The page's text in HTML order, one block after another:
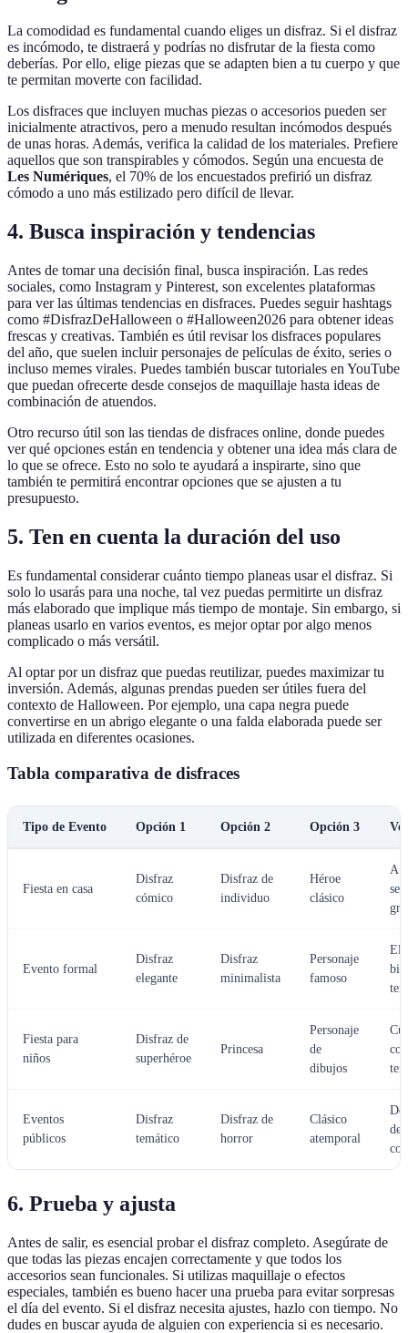
La comodidad es fundamental cuando eliges un disfraz. Si el disfraz
es incómodo, te distraerá y podrías no disfrutar de la fiesta como
deberías. Por ello, elige piezas que se adapten bien a tu cuerpo y que
te permitan moverte con facilidad.
Los disfraces que incluyen muchas piezas o accesorios pueden ser
inicialmente atractivos, pero a menudo resultan incómodos después
de unas horas. Además, verifica la calidad de los materiales. Prefiere
aquellos que son transpirables y cómodos. Según una encuesta de
Les Numériques, el 70% de los encuestados prefirió un disfraz
cómodo a uno más estilizado pero difícil de llevar.
4. Busca inspiración y tendencias
Antes de tomar una decisión final, busca inspiración. Las redes
sociales, como Instagram y Pinterest, son excelentes plataformas
para ver las últimas tendencias en disfraces. Puedes seguir hashtags
como #DisfrazDeHalloween o #Halloween2026 para obtener ideas
frescas y creativas. También es útil revisar los disfraces populares
del año, que suelen incluir personajes de películas de éxito, series o
incluso memes virales. Puedes también buscar tutoriales en YouTube
que puedan ofrecerte desde consejos de maquillaje hasta ideas de
combinación de atuendos.
Otro recurso útil son las tiendas de disfraces online, donde puedes
ver qué opciones están en tendencia y obtener una idea más clara de
lo que se ofrece. Esto no solo te ayudará a inspirarte, sino que
también te permitirá encontrar opciones que se ajusten a tu
presupuesto.
5. Ten en cuenta la duración del uso
Es fundamental considerar cuánto tiempo planeas usar el disfraz. Si
solo lo usarás para una noche, tal vez puedas permitirte un disfraz
más elaborado que implique más tiempo de montaje. Sin embargo, si
planeas usarlo en varios eventos, es mejor optar por algo menos
complicado o más versátil.
Al optar por un disfraz que puedas reutilizar, puedes maximizar tu
inversión. Además, algunas prendas pueden ser útiles fuera del
contexto de Halloween. Por ejemplo, una capa negra puede
convertirse en un abrigo elegante o una falda elaborada puede ser
utilizada en diferentes ocasiones.
Tabla comparativa de disfraces
Tipo de Evento Opción 1 Opción 2 Opción 3
Fiesta en casa
Disfraz
cómico
Disfraz de
individuo
Héroe
clásico
A
Evento formal
Disfraz
elegante
Disfraz
minimalista
Personaje
famoso
Fiesta para
niños
Disfraz de
superhéroe
Princesa
Personaje
de
dibujos
Eventos
públicos
Disfraz
temático
Disfraz de
horror
Clásico
atemporal
del
6. Prueba y ajusta
Antes de salir, es esencial probar el disfraz completo. Asegúrate de
que todas las piezas encajen correctamente y que todos los
accesorios sean funcionales. Si utilizas maquillaje o efectos
especiales, también es bueno hacer una prueba para evitar sorpresas
el día del evento. Si el disfraz necesita ajustes, hazlo con tiempo. No
dudes en buscar ayuda de alguien con experiencia si es necesario.